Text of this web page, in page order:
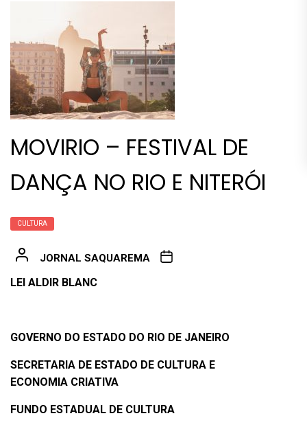
MOVIRIO – FESTIVAL DE
DANÇA NO RIO E NITERÓI
CULTURA
JORNAL SAQUAREMA
LEI ALDIR BLANC
GOVERNO DO ESTADO DO RIO DE JANEIRO
SECRETARIA DE ESTADO DE CULTURA E
ECONOMIA CRIATIVA
FUNDO ESTADUAL DE CULTURA